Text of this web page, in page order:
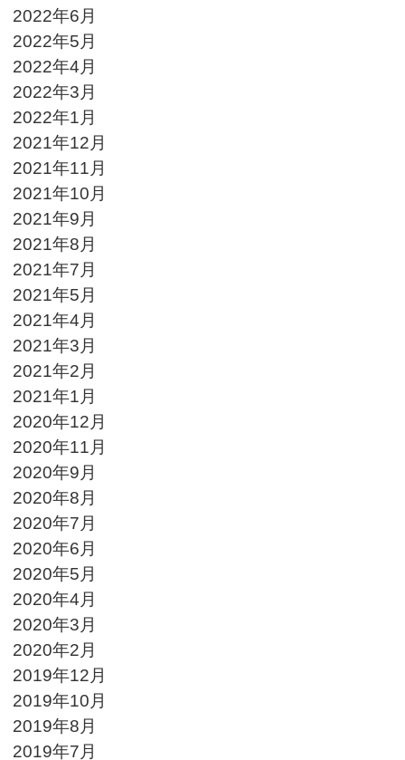
2022年6月
2022年5月
2022年4月
2022年3月
2022年1月
2021年12月
2021年11月
2021年10月
2021年9月
2021年8月
2021年7月
2021年5月
2021年4月
2021年3月
2021年2月
2021年1月
2020年12月
2020年11月
2020年9月
2020年8月
2020年7月
2020年6月
2020年5月
2020年4月
2020年3月
2020年2月
2019年12月
2019年10月
2019年8月
2019年7月